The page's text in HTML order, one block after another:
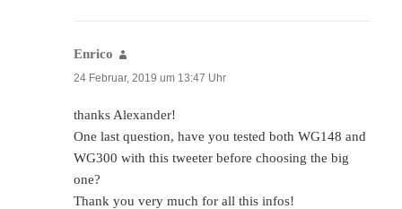
Enrico
24 Februar, 2019 um 13:47 Uhr
thanks Alexander!
One last question, have you tested both WG148 and
WG300 with this tweeter before choosing the big
one?
Thank you very much for all this infos!